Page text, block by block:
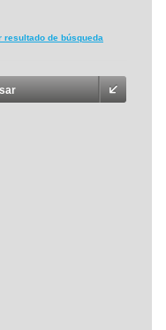
resultado de búsqueda